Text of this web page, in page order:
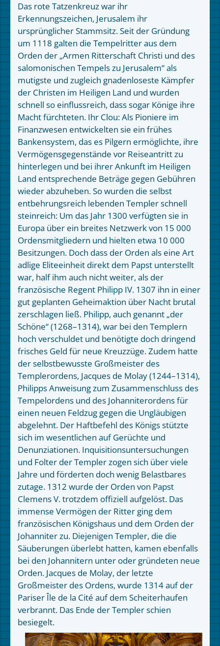
Das rote Tatzenkreuz war ihr
Erkennungszeichen, Jerusalem ihr
ursprünglicher Stammsitz. Seit der Gründung
um 1118 galten die Tempelritter aus dem
Orden der „Armen Ritterschaft Christi und des
salomonischen Tempels zu Jerusalem“ als
mutigste und zugleich gnadenloseste Kämpfer
der Christen im Heiligen Land und wurden
schnell so einflussreich, dass sogar Könige ihre
Macht fürchteten. Ihr Clou: Als Pioniere im
Finanzwesen entwickelten sie ein frühes
Bankensystem, das es Pilgern ermöglichte, ihre
Vermögensgegenstände vor Reiseantritt zu
hinterlegen und bei ihrer Ankunft im Heiligen
Land entsprechende Beträge gegen Gebühren
wieder abzuheben. So wurden die selbst
entbehrungsreich lebenden Templer schnell
steinreich: Um das Jahr 1300 verfügten sie in
Europa über ein breites Netzwerk von 15 000
Ordensmitgliedern und hielten etwa 10 000
Besitzungen. Doch dass der Orden als eine Art
adlige Eliteeinheit direkt dem Papst unterstellt
war, half ihm auch nicht weiter, als der
französische Regent Philipp IV. 1307 ihn in einer
gut geplanten Geheimaktion über Nacht brutal
zerschlagen ließ. Philipp, auch genannt „der
Schöne“ (1268–1314), war bei den Templern
hoch verschuldet und benötigte doch dringend
frisches Geld für neue Kreuzzüge. Zudem hatte
der selbstbewusste Großmeister des
Templerordens, Jacques de Molay (1244–1314),
Philipps Anweisung zum Zusammenschluss des
Tempelordens und des Johanniterordens für
einen neuen Feldzug gegen die Ungläubigen
abgelehnt. Der Haftbefehl des Königs stützte
sich im wesentlichen auf Gerüchte und
Denunziationen. Inquisitionsuntersuchungen
und Folter der Templer zogen sich über viele
Jahre und förderten doch wenig Belastbares
zutage. 1312 wurde der Orden von Papst
Clemens V. trotzdem offiziell aufgelöst. Das
immense Vermögen der Ritter ging dem
französischen Königshaus und dem Orden der
Johanniter zu. Diejenigen Templer, die die
Säuberungen überlebt hatten, kamen ebenfalls
bei den Johannitern unter oder gründeten neue
Orden. Jacques de Molay, der letzte
Großmeister des Ordens, wurde 1314 auf der
Pariser Île de la Cité auf dem Scheiterhaufen
verbrannt. Das Ende der Templer schien
besiegelt.